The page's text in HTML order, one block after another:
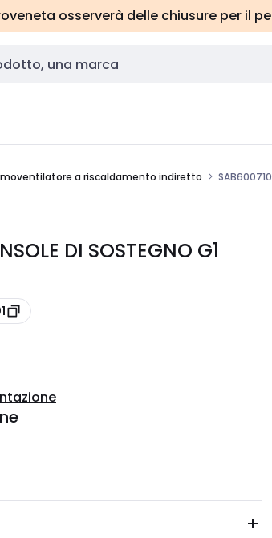
osserverà delle chiusure per il
a riscaldamento indiretto
DI SOSTEGNO G1